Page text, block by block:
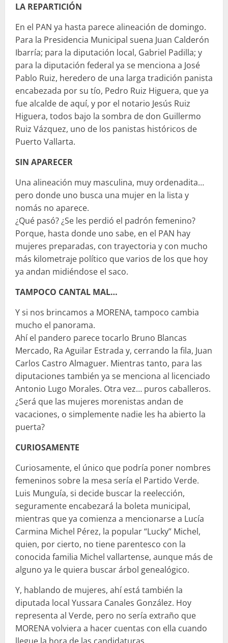
LA REPARTICIÓN
En el PAN ya hasta parece alineación de domingo.
Para la Presidencia Municipal suena Juan Calderón
Ibarría; para la diputación local, Gabriel Padilla; y
para la diputación federal ya se menciona a José
Pablo Ruiz, heredero de una larga tradición panista
encabezada por su tío, Pedro Ruiz Higuera, que ya
fue alcalde de aquí, y por el notario Jesús Ruiz
Higuera, todos bajo la sombra de don Guillermo
Ruiz Vázquez, uno de los panistas históricos de
Puerto Vallarta.
SIN APARECER
Una alineación muy masculina, muy ordenadita…
pero donde uno busca una mujer en la lista y
nomás no aparece.
¿Qué pasó? ¿Se les perdió el padrón femenino?
Porque, hasta donde uno sabe, en el PAN hay
mujeres preparadas, con trayectoria y con mucho
más kilometraje político que varios de los que hoy
ya andan midiéndose el saco.
TAMPOCO CANTAL MAL…
Y si nos brincamos a MORENA, tampoco cambia
mucho el panorama.
Ahí el pandero parece tocarlo Bruno Blancas
Mercado, Ra Aguilar Estrada y, cerrando la fila, Juan
Carlos Castro Almaguer. Mientras tanto, para las
diputaciones también ya se menciona al licenciado
Antonio Lugo Morales. Otra vez… puros caballeros.
¿Será que las mujeres morenistas andan de
vacaciones, o simplemente nadie les ha abierto la
puerta?
CURIOSAMENTE
Curiosamente, el único que podría poner nombres
femeninos sobre la mesa sería el Partido Verde.
Luis Munguía, si decide buscar la reelección,
seguramente encabezará la boleta municipal,
mientras que ya comienza a mencionarse a Lucía
Carmina Michel Pérez, la popular “Lucky” Michel,
quien, por cierto, no tiene parentesco con la
conocida familia Michel vallartense, aunque más de
alguno ya le quiera buscar árbol genealógico.
Y, hablando de mujeres, ahí está también la
diputada local Yussara Canales González. Hoy
representa al Verde, pero no sería extraño que
MORENA volviera a hacer cuentas con ella cuando
llegue la hora de las candidaturas.